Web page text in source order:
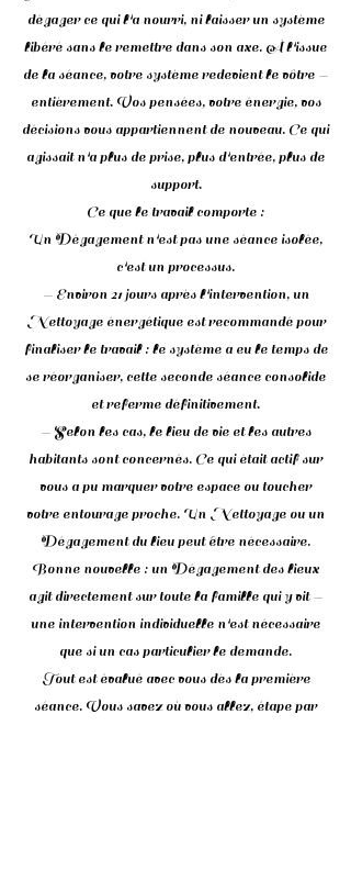
dégager ce qui l'a nourri, ni laisser un système
libéré sans le remettre dans son axe. À l'issue
de la séance, votre système redevient le vôtre —
entièrement. Vos pensées, votre énergie, vos
décisions vous appartiennent de nouveau. Ce qui
agissait n'a plus de prise, plus d'entrée, plus de
support.
Ce que le travail comporte :
Un Dégagement n'est pas une séance isolée,
c'est un processus.
— Environ 21 jours après l'intervention, un
Nettoyage énergétique est recommandé pour
finaliser le travail : le système a eu le temps de
se réorganiser, cette seconde séance consolide
et referme définitivement.
— Selon les cas, le lieu de vie et les autres
habitants sont concernés. Ce qui était actif sur
vous a pu marquer votre espace ou toucher
votre entourage proche. Un Nettoyage ou un
Dégagement du lieu peut être nécessaire.
Bonne nouvelle : un Dégagement des lieux
agit directement sur toute la famille qui y vit —
une intervention individuelle n'est nécessaire
que si un cas particulier le demande.
Tout est évalué avec vous dès la première
séance. Vous savez où vous allez, étape par